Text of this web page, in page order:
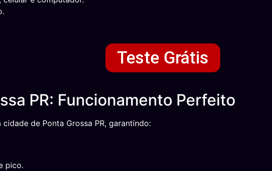
Teste Grátis
PR: Funcionamento Perfeito
de Ponta Grossa PR, garantindo:
pico.